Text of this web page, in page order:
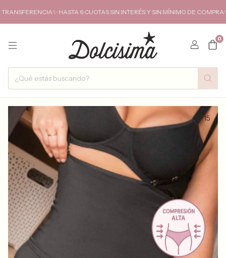
HASTA 6 CUOTAS SIN INTERÉS Y SIN MÍNIMO DE
0
/15